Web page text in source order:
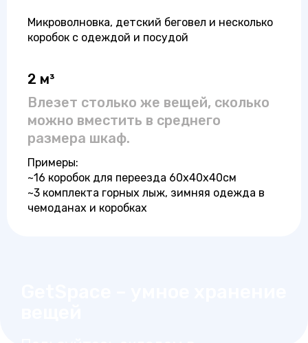
Микроволновка, детский беговел и несколько
коробок с одеждой и посудой
2 м³
Влезет столько же вещей, сколько
можно вместить в среднего
размера шкаф.
Примеры:
~16 коробок для переезда 60x40x40см
~3 комплекта горных лыж, зимняя одежда в
чемоданах и коробках